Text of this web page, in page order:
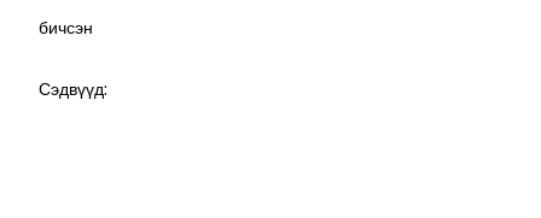
бичсэн
Сэдвүүд: